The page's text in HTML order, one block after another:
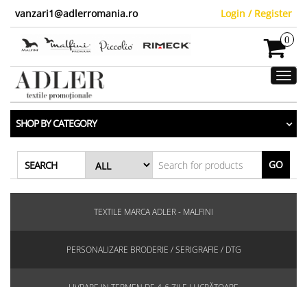
vanzari1@adlerromania.ro Login / Register
0
SHOP BY CATEGORY
SEARCH GO
TEXTILE MARCA ADLER - MALFINI
PERSONALIZARE BRODERIE / SERIGRAFIE / DTG